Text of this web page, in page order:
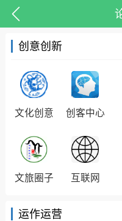
抗击疫情 潮客
创意创新
文化创意 创客中心
文旅圈子 互联网
运作运营